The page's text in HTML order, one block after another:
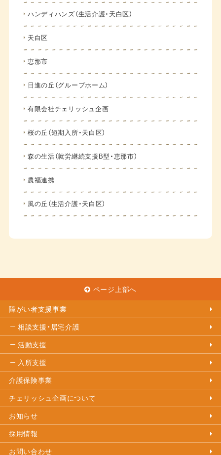
ハンディハンズ（生活介護・天白区）
天白区
恵那市
日進の丘（グループホーム）
有限会社チェリッシュ企画
桜の丘（短期入所・天白区）
森の生活（就労継続支援B型・恵那市）
農福連携
風の丘（生活介護・天白区）
ページ上部へ
障がい者支援事業
相談支援・居宅介護
活動支援
入所支援
介護保険事業
チェリッシュ企画について
お知らせ
採用情報
お問い合わせ